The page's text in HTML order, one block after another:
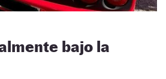
bajo la